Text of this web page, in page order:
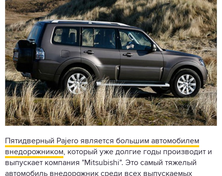
Пятидверный Pajero является большим автомобилем
внедорожником, который уже долгие годы производит и
выпускает компания "Mitsubishi". Это самый тяжелый
автомобиль внедорожник среди всех выпускаемых